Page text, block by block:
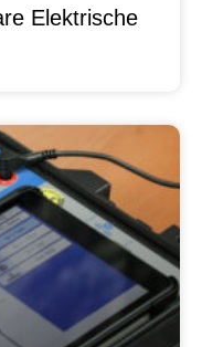
Elektrische